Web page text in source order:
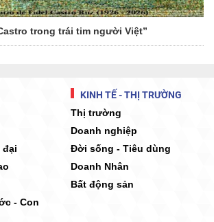
trong trái tim người Việt”
đại
- Con
KINH TẾ - THỊ TRƯỜNG
Thị trường
Doanh nghiệp
Đời sống - Tiêu dùng
Doanh Nhân
Bất động sản